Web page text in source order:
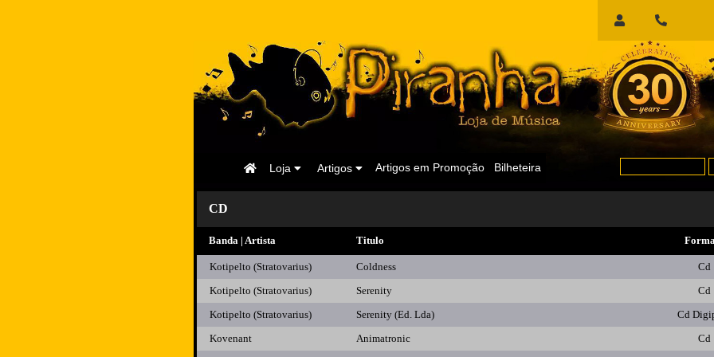
Início
Sessão
Bilheteira
Artigos em Promoção
Artigos
Loja
Página
CD
Banda | Artista Titulo
Kotipelto (Stratovarius) Coldness Cd
Kotipelto (Stratovarius)
Serenity Cd
Kotipelto (Stratovarius)
Serenity (Ed. Lda) Cd
Kovenant
Animatronic Cd